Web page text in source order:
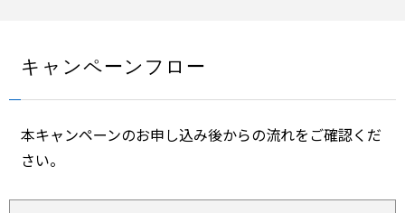
キャンペーンフロー
本キャンペーンのお申し込み後からの流れをご確認くだ
さい。